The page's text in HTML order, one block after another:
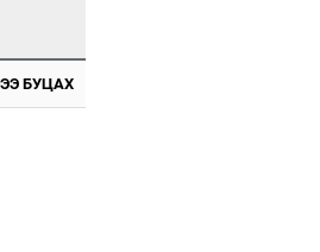
БУЦАХ